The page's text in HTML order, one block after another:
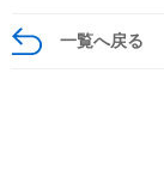
一覧へ戻る